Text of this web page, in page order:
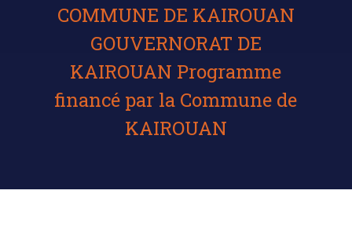
COMMUNE DE KAIROUAN
GOUVERNORAT DE
KAIROUAN Programme
financé par la Commune de
KAIROUAN